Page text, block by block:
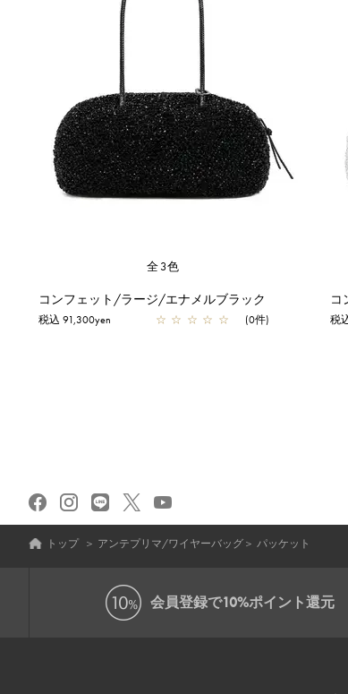
全3色
コンフェット/ラージ/エナメルブラック
税込 91,300yen ☆ ☆ ☆ ☆ ☆ (0件)
コ
税
トップ ＞ アンテプリマ/ワイヤーバッグ＞ パッケット
会員登録で10%ポイント還元